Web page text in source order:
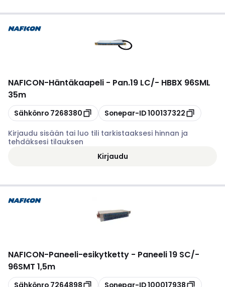
NAFICON-Häntäkaapeli - Pan.19 LC/- HBBX 96SML
35m
Kopioi
Sähkönro 7268380 Kopioi
Sonepar-ID100137322
Kirjaudu sisään tai luo tili tarkistaaksesi hinnan ja
tehdäksesi tilauksen
Kirjaudu
NAFICON-Paneeli-esikytketty - Paneeli 19 SC/-
96SMT 1,5m
Kopioi
Sähkönro 7264898 Kopioi
Sonepar-ID100017938